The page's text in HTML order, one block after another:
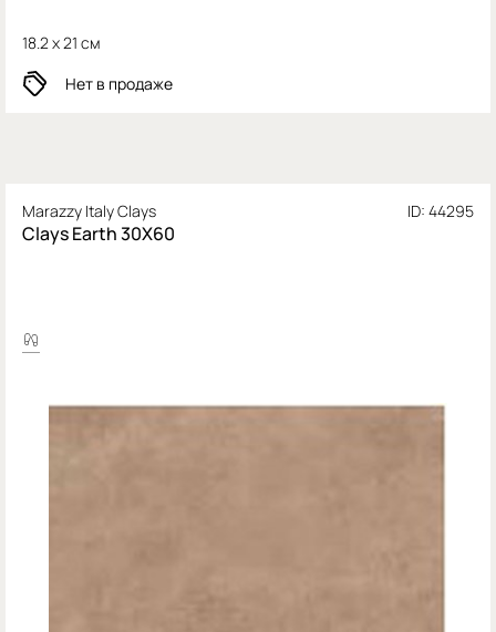
18.2 x 21 см
Нет в продаже
Marazzy Italy Clays ID: 44295
Clays Earth 30X60